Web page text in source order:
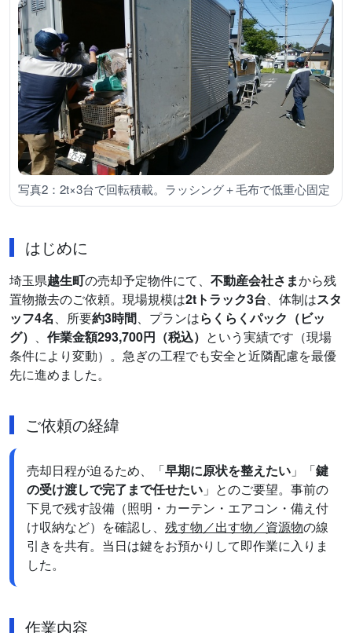
写真2：2t×3台で回転積載。ラッシング＋毛布で低重心固定
はじめに
埼玉県越生町の売却予定物件にて、 不動産会社さまから残
置物撤去のご依頼。現場規模は2tトラック3台 、体制はスタ
ッフ4名 、所要約3時間 、プランはらくらくパック（ビッ
グ）
作業金額293,700円（税込） という実績です（現場
条件により変動）。急ぎの工程でも安全と近隣配慮を最優
先に進めました。
ご依頼の経緯
売却日程が迫るため、「早期に原状を整えたい 」「鍵
の受け渡しで完了まで任せたい 」とのご要望。事前の
下見で残す設備（照明・カーテン・エアコン・備え付
け収納など）を確認し、 残す物／出す物／資源物の線
引きを共有。当日は鍵をお預かりして即作業に入りま
した。
作業内容